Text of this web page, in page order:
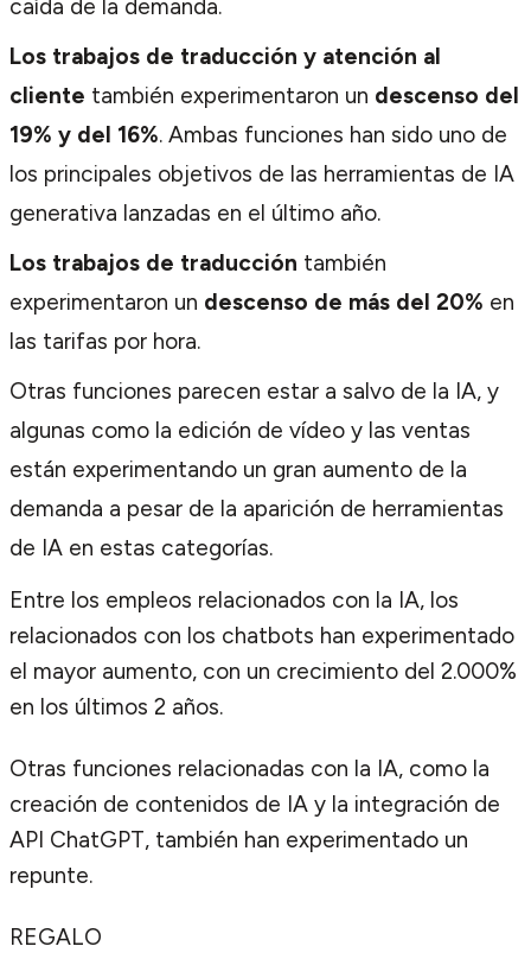
caída de la demanda.
Los trabajos de traducción y atención al
cliente también experimentaron un descenso del
19% y del 16%. Ambas funciones han sido uno de
los principales objetivos de las herramientas de IA
generativa lanzadas en el último año.
Los trabajos de traducción también
experimentaron un descenso de más del 20% en
las tarifas por hora.
Otras funciones parecen estar a salvo de la IA, y
algunas como la edición de vídeo y las ventas
están experimentando un gran aumento de la
demanda a pesar de la aparición de herramientas
de IA en estas categorías.
Entre los empleos relacionados con la IA, los
relacionados con los chatbots han experimentado
el mayor aumento, con un crecimiento del 2.000%
en los últimos 2 años.
Otras funciones relacionadas con la IA, como la
creación de contenidos de IA y la integración de
API ChatGPT, también han experimentado un
repunte.
REGALO